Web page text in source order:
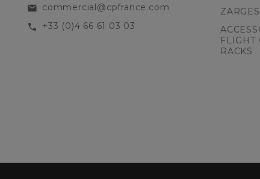
email commercial@cpfrance.com
call +33 (0)4 66 61 03 03
ZARGES
FLIGHT
RACKS